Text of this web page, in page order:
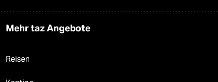
Mehr taz Angebote
Reisen